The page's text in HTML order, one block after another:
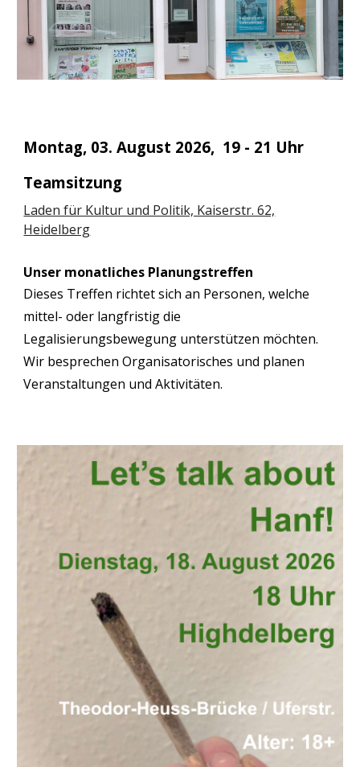
Montag, 03. August 2026, 19 - 21 Uhr
Teamsitzung
Laden für Kultur und Politik, Kaiserstr. 62,
Heidelberg
Unser monatliches Planungstreffen
Dieses Treffen richtet sich an Personen, welche
mittel- oder langfristig die
Legalisierungsbewegung unterstützen möchten.
Wir besprechen Organisatorisches und planen
Veranstaltungen und Aktivitäten.